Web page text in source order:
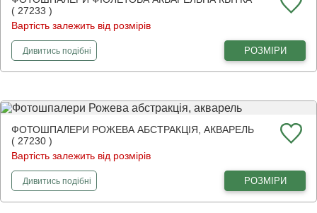
( 27233 )
Вартість залежить від розмірів
Дивитисьфотошпалери
подібні РОЗМІРИ
ФОТОШПАЛЕРИ РОЖЕВА АБСТРАКЦІЯ, АКВАРЕЛЬ
( 27230 )
Вартість залежить від розмірів
Дивитисьфотошпалери
подібні РОЗМІРИ